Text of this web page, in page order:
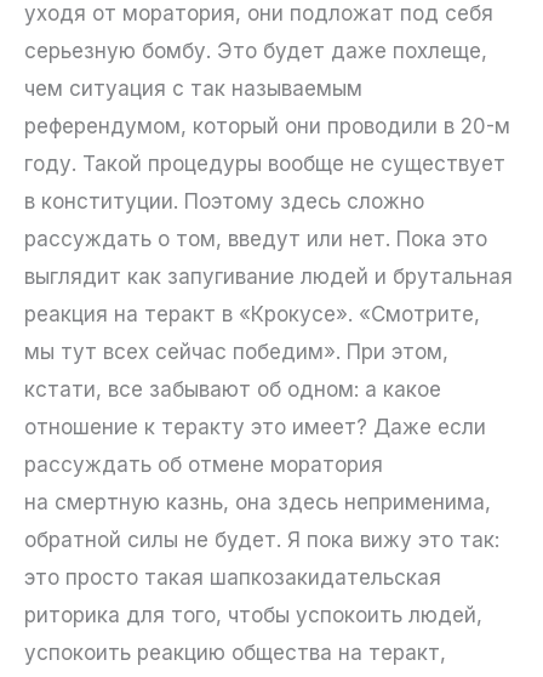
уходя от моратория, они подложат под себя
серьезную бомбу. Это будет даже похлеще,
чем ситуация с так называемым
референдумом, который они проводили в 20-м
году. Такой процедуры вообще не существует
в конституции. Поэтому здесь сложно
рассуждать о том, введут или нет. Пока это
выглядит как запугивание людей и брутальная
реакция на теракт в «Крокусе». «Смотрите,
мы тут всех сейчас победим». При этом,
кстати, все забывают об одном: а какое
отношение к теракту это имеет? Даже если
рассуждать об отмене моратория
на смертную казнь, она здесь неприменима,
обратной силы не будет. Я пока вижу это так:
это просто такая шапкозакидательская
риторика для того, чтобы успокоить людей,
успокоить реакцию общества на теракт,